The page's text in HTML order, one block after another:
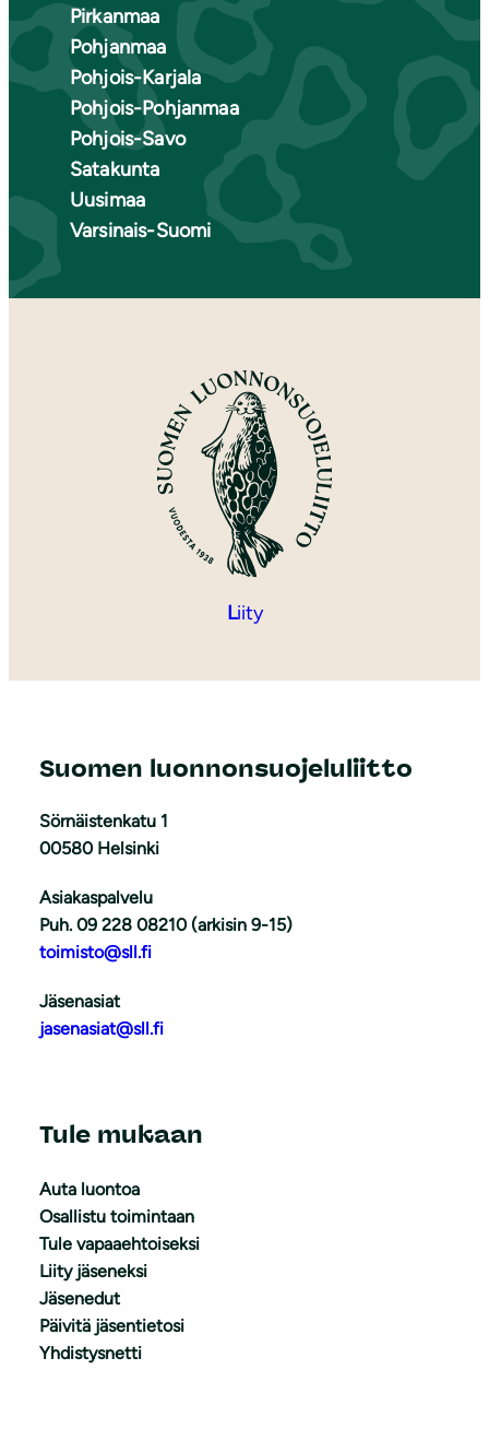
Pirkanmaa
Pohjanmaa
Pohjois-Karjala
Pohjois-Pohjanmaa
Pohjois-Savo
Satakunta
Uusimaa
Varsinais-Suomi
Liity
Suomen luonnonsuojeluliitto
Sörnäistenkatu 1
00580 Helsinki
Asiakaspalvelu
Puh. 09 228 08210 (arkisin 9-15)
toimisto@sll.fi
Jäsenasiat
jasenasiat@sll.fi
Tule mukaan
Auta luontoa
Osallistu toimintaan
Tule vapaaehtoiseksi
Liity jäseneksi
Jäsenedut
Päivitä jäsentietosi
Yhdistysnetti